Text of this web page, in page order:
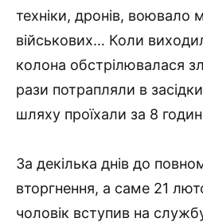
техніки, дронів, воювало
військових… Коли
колона обстрілювалася
рази потрапляли в
шляху проїхали за 8
За декілька днів до
вторгнення, а саме 21
чоловік вступив на